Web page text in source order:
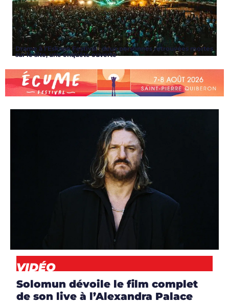
Drame à l’Eskape Festival : deux personnes retrouvées mortes
sur le site, une enquête ouverte
ARTICLES,ARTISTES
DJS,NEWS
VIDÉO
VIDÉO
Solomun dévoile le film complet
de son live à l’Alexandra Palace